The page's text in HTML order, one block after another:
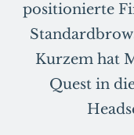
positionierte
Kurzem hat
Quest in